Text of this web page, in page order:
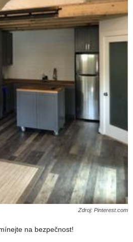
Zdroj: Pinterest.com
na bezpečnost!